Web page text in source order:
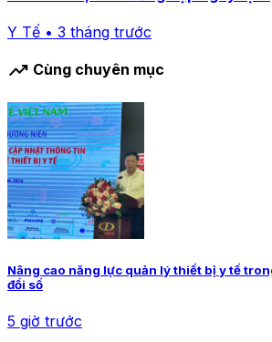
Y Tế • 3 tháng trước
trending_up Cùng chuyên mục
Nâng cao năng lực quản lý thiết bị y tế
đổi số
5 giờ trước